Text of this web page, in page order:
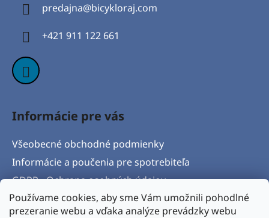
Používame cookies, aby sme Vám umožnili pohodlné
prezeranie webu a vďaka analýze prevádzky webu
predajna@bicykloraj.com
+421 911 122 661
Informácie pre vás
Všeobecné obchodné podmienky
Informácie a poučenia pre spotrebiteľa
GDPR - Ochrana osobných údajov
Formulár na odstúpenie od zmluvy